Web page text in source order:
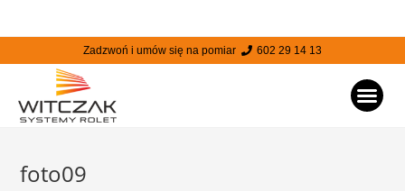
Zadzwoń i umów się na pomiar 602 29 14 13
foto09